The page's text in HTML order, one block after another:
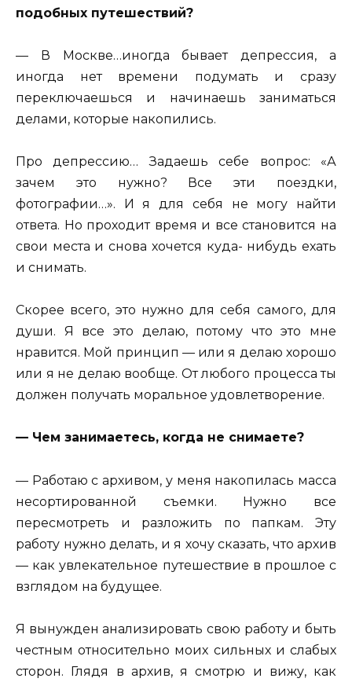
подобных путешествий?
— В Москве…иногда бывает депрессия, а
иногда нет времени подумать и сразу
переключаешься и начинаешь заниматься
делами, которые накопились.
Про депрессию… Задаешь себе вопрос: «А
зачем это нужно? Все эти поездки,
фотографии…». И я для себя не могу найти
ответа. Но проходит время и все становится на
свои места и снова хочется куда- нибудь ехать
и снимать.
Скорее всего, это нужно для себя самого, для
души. Я все это делаю, потому что это мне
нравится. Мой принцип — или я делаю хорошо
или я не делаю вообще. От любого процесса ты
должен получать моральное удовлетворение.
— Чем занимаетесь, когда не снимаете?
— Работаю с архивом, у меня накопилась масса
несортированной съемки. Нужно все
пересмотреть и разложить по папкам. Эту
работу нужно делать, и я хочу сказать, что архив
— как увлекательное путешествие в прошлое с
взглядом на будущее.
Я вынужден анализировать свою работу и быть
честным относительно моих сильных и слабых
сторон. Глядя в архив, я смотрю и вижу, как